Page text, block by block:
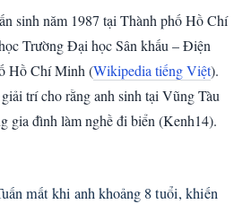
sinh năm 1987 tại Thành phố Hồ Chí
Trường Đại học Sân khấu – Điện
Hồ Chí Minh (Wikipedia tiếng Việt).
trí cho rằng anh sinh tại Vũng Tàu
gia đình làm nghề đi biển (Kenh14).
mất khi anh khoảng 8 tuổi, khiến